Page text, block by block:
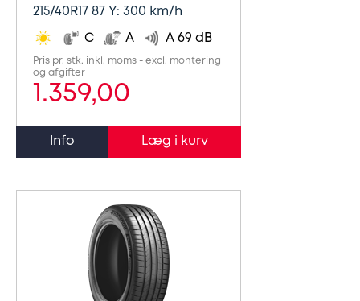
215/40R17 87 Y: 300 km/h
C A A 69 dB
Pris pr. stk. inkl. moms - excl. montering
og afgifter
1.359,00
Info